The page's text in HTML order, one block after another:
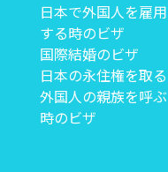
日本で外国人を雇用
する時のビザ
国際結婚のビザ
日本の永住権を取る
外国人の親族を呼ぶ
時のビザ